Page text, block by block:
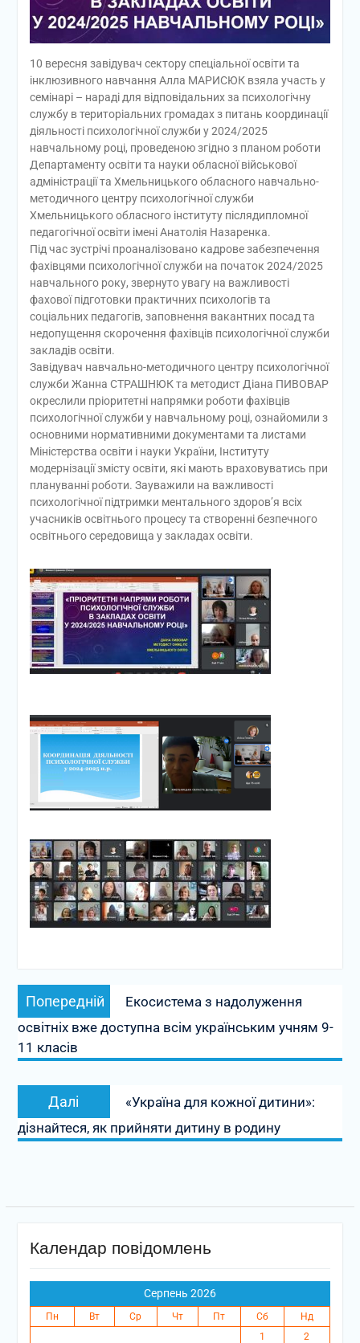
10 вересня завідувач сектору спеціальної освіти та
інклюзивного навчання Алла МАРИСЮК взяла участь у
семінарі – нараді для відповідальних за психологічну
службу в територіальних громадах з питань координації
діяльності психологічної служби у 2024/2025
навчальному році, проведеною згідно з планом роботи
Департаменту освіти та науки обласної військової
адміністрації та Хмельницького обласного навчально-
методичного центру психологічної служби
Хмельницького обласного інституту післядипломної
педагогічної освіти імені Анатолія Назаренка.
Під час зустрічі проаналізовано кадрове забезпечення
фахівцями психологічної служби на початок 2024/2025
навчального року, звернуто увагу на важливості
фахової підготовки практичних психологів та
соціальних педагогів, заповнення вакантних посад та
недопущення скорочення фахівців психологічної служби
закладів освіти.
Завідувач навчально-методичного центру психологічної
служби Жанна СТРАШНЮК та методист Діана ПИВОВАР
окреслили пріоритетні напрямки роботи фахівців
психологічної служби у навчальному році, ознайомили з
основними нормативними документами та листами
Міністерства освіти і науки України, Інституту
модернізації змісту освіти, які мають враховуватись при
плануванні роботи. Зауважили на важливості
психологічної підтримки ментального здоров’я всіх
учасників освітнього процесу та створенні безпечного
освітнього середовища у закладах освіти.
Навігація
записів
Попередній
запис:
Екосистема з надолуження
освітніх вже доступна всім українським учням 9-
11 класів
Далі
Наступний
запис:
«Україна для кожної дитини»:
дізнайтеся, як прийняти дитину в родину
Календар повідомлень
Серпень 2026
Пн Вт Ср Чт Пт Сб
Нд
1
2